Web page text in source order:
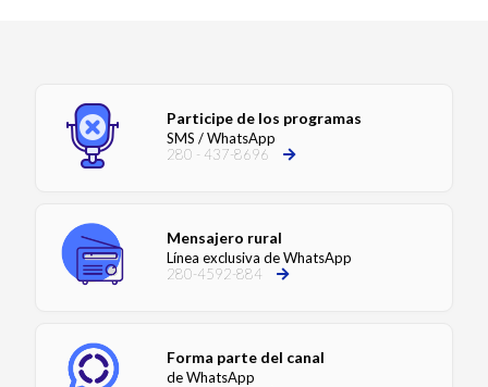
Participe de los programas
SMS / WhatsApp
280 - 437-8696
Mensajero rural
Línea exclusiva de WhatsApp
280-4592-884
Forma parte del canal
de WhatsApp